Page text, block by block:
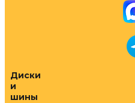
Диски
и
шины